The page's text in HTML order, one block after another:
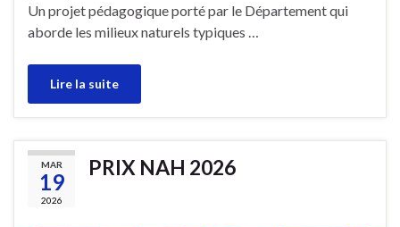
Un projet pédagogique porté par le Département qui
aborde les milieux naturels typiques …
Lire la suite
MAR
19
2026
PRIX NAH 2026